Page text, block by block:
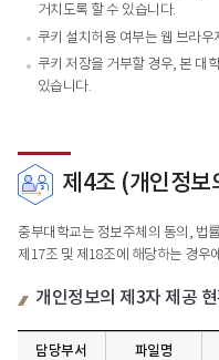
거치도록 할 수 있습니다.
쿠키 설치허용 여부는 웹 브라
쿠키 저장을 거부할 경우, 본 대
있습니다.
제4조 (개인정보
중부대학교는 정보주체의 동의, 법
제17조 및 제18조에 해당하는 경우
개인정보의 제3자 제공
담당부서 파일명